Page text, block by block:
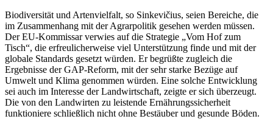
Biodiversität und Artenvielfalt, so Sinkevičius, seien Bereiche, die
im Zusammenhang mit der Agrarpolitik gesehen werden müssen.
Der EU-Kommissar verwies auf die Strategie „Vom Hof zum
Tisch“, die erfreulicherweise viel Unterstützung finde und mit der
globale Standards gesetzt würden. Er begrüßte zugleich die
Ergebnisse der GAP-Reform, mit der sehr starke Bezüge auf
Umwelt und Klima genommen würden. Eine solche Entwicklung
sei auch im Interesse der Landwirtschaft, zeigte er sich überzeugt.
Die von den Landwirten zu leistende Ernährungssicherheit
funktioniere schließlich nicht ohne Bestäuber und gesunde Böden.